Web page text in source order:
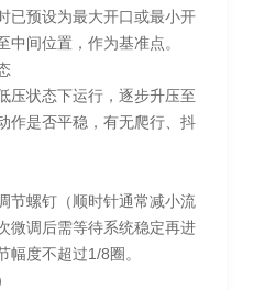
已预设为最大开口或最小开
中间位置，作为基准点。
压状态下运行，逐步升压至
作是否平稳，有无爬行、抖
节螺钉（顺时针通常减小流
微调后需等待系统稳定再进
幅度不超过1/8圈。